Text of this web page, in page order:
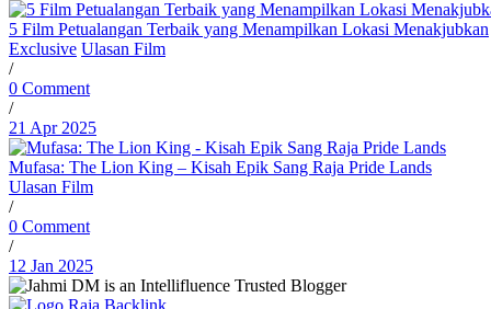
5 Film Petualangan Terbaik yang Menampilkan Lokasi Menakjubkan
Exclusive Ulasan Film
/
0 Comment
/
21 Apr 2025
Mufasa: The Lion King – Kisah Epik Sang Raja Pride Lands
Ulasan Film
/
0 Comment
/
12 Jan 2025